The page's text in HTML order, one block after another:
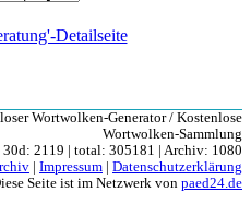
Detailseite
Wortwolken-Generator / Kostenlose
Wortwolken-Sammlung
30d: 2119 | total: 305181 | Archiv: 1080
Impressum
Datenschutzerklärung
Seite ist im Netzwerk von paed24.de